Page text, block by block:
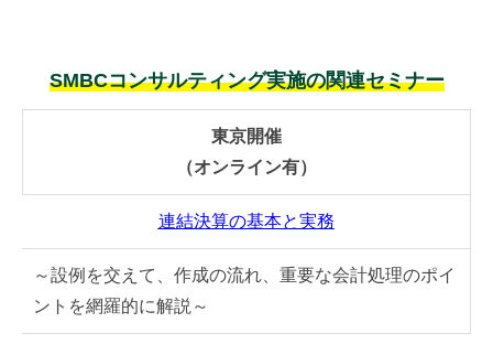
SMBCコンサルティング実施の関連セミナー
東京開催
（オンライン有）
連結決算の基本と実務
～設例を交えて、作成の流れ、重要な会計処理のポイ
ントを網羅的に解説～